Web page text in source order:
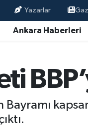
Yazarlar
Ankara Haberleri
Bayramı